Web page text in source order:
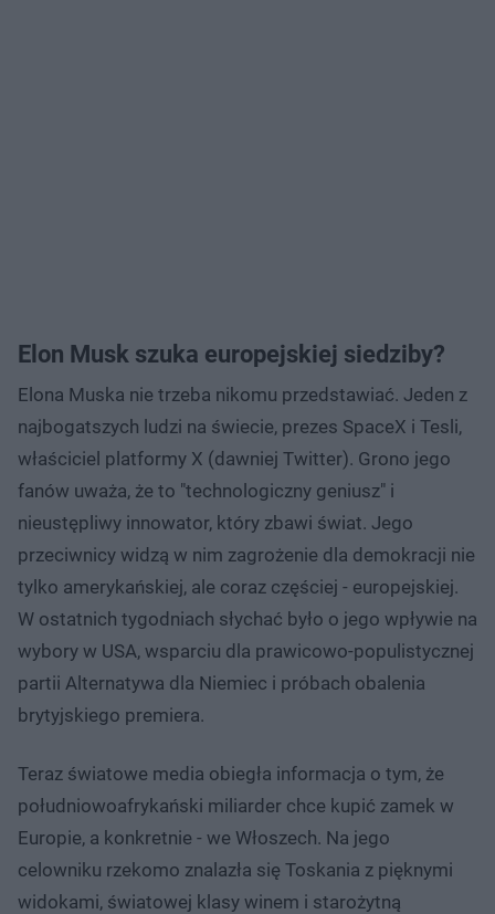
Elon Musk szuka europejskiej siedziby?
Elona Muska nie trzeba nikomu przedstawiać. Jeden z
najbogatszych ludzi na świecie, prezes SpaceX i Tesli,
właściciel platformy X (dawniej Twitter). Grono jego
fanów uważa, że to "technologiczny geniusz" i
nieustępliwy innowator, który zbawi świat. Jego
przeciwnicy widzą w nim zagrożenie dla demokracji nie
tylko amerykańskiej, ale coraz częściej - europejskiej.
W ostatnich tygodniach słychać było o jego wpływie na
wybory w USA, wsparciu dla prawicowo-populistycznej
partii Alternatywa dla Niemiec i próbach obalenia
brytyjskiego premiera.
Teraz światowe media obiegła informacja o tym, że
południowoafrykański miliarder chce kupić zamek w
Europie, a konkretnie - we Włoszech. Na jego
celowniku rzekomo znalazła się Toskania z pięknymi
widokami, światowej klasy winem i starożytną